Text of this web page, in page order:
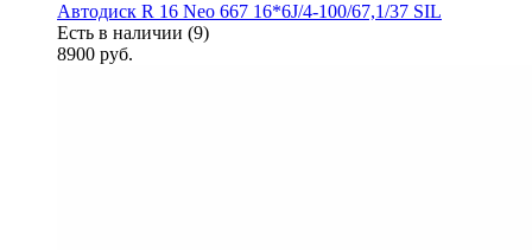
Автодиск R 16 Neo 667 16*6J/4-100/67,1/37 SIL
Есть в наличии (9)
8900 руб.